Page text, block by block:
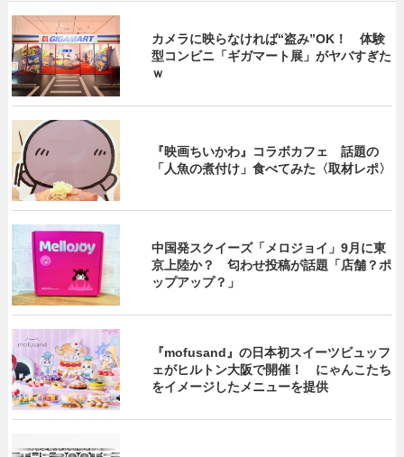
カメラに映らなければ“盗み”OK！ 体験
型コンビニ「ギガマート展」がヤバすぎた
ｗ
『映画ちいかわ』コラボカフェ 話題の
「人魚の煮付け」食べてみた〈取材レポ〉
中国発スクイーズ「メロジョイ」9月に東
京上陸か？ 匂わせ投稿が話題「店舗？ポ
ップアップ？」
『mofusand』の日本初スイーツビュッフ
ェがヒルトン大阪で開催！ にゃんこたち
をイメージしたメニューを提供